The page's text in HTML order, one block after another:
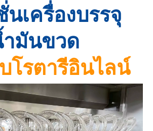
เครื่องบรรจุ
มันขวด
โรตารีอินไลน์